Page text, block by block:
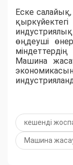
Еске
өңдеуші
Машина
кешенді
Машина